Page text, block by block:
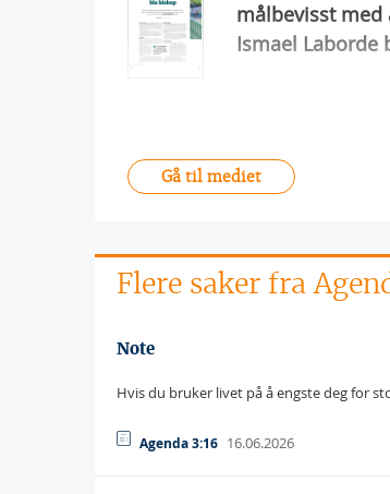
målbevisst med
Ismael Laborde
Gå til mediet
Flere saker fra
Note
Hvis du bruker livet på å engste deg for
Agenda 3:16 16.06.2026